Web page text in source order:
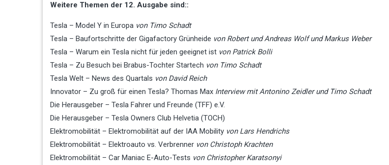
Weitere Themen der 12. Ausgabe sind::
Tesla – Model Y in Europa von Timo Schadt
Tesla – Baufortschritte der Gigafactory Grünheide von Robert und Andreas Wolf und Markus Weber
Tesla – Warum ein Tesla nicht für jeden geeignet ist von Patrick Bolli
Tesla – Zu Besuch bei Brabus-Tochter Startech von Timo Schadt
Tesla Welt – News des Quartals von David Reich
Innovator – Zu groß für einen Tesla? Thomas Max Interview mit Antonino Zeidler und Timo Schadt
Die Herausgeber – Tesla Fahrer und Freunde (TFF) e.V.
Die Herausgeber – Tesla Owners Club Helvetia (TOCH)
Elektromobilität – Elektromobilität auf der IAA Mobility von Lars Hendrichs
Elektromobilität – Elektroauto vs. Verbrenner von Christoph Krachten
Elektromobilität – Car Maniac E-Auto-Tests von Christopher Karatsonyi